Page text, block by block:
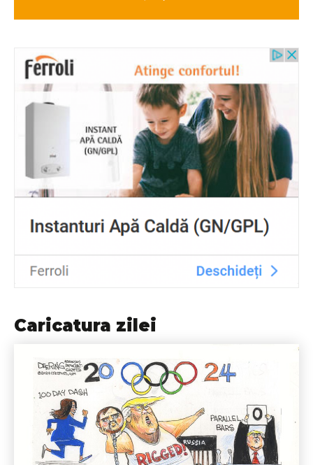
Caricatura zilei